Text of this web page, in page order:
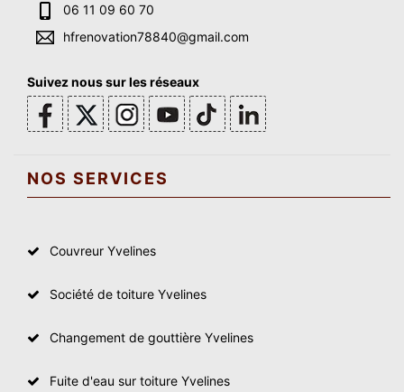
06 11 09 60 70
hfrenovation78840@gmail.com
Suivez nous sur les réseaux
NOS SERVICES
Couvreur Yvelines
Société de toiture Yvelines
Changement de gouttière Yvelines
Fuite d'eau sur toiture Yvelines